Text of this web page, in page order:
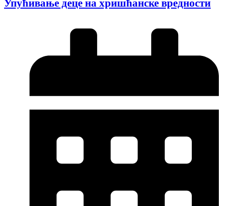
Упућивање деце на хришћанске вредности